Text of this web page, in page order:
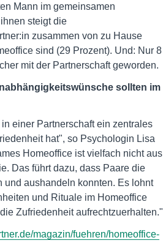
Mann im gemeinsamen
steigt die
zusammen von zu Hause
sind (29 Prozent). Und: Nur 8
mit der Partnerschaft geworden.
sollten im
einer Partnerschaft ein zentrales
hat", so Psychologin Lisa
Homeoffice ist vielfach nicht aus
Das führt dazu, dass Paare die
und aushandeln konnten. Es lohnt
und Rituale im Homeoffice
Zufriedenheit aufrechtzuerhalten."
magazin/fuehren/homeoffice-